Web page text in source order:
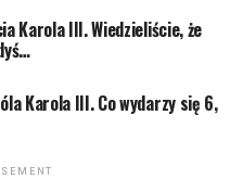
mają zająć do 5
systemy mamy czekać
„kwitka”. Pozwolenie
bazie, a weryfikacja
granicy –
Karola III. Wiedzieliście, że
Karola III. Co wydarzy się 6,